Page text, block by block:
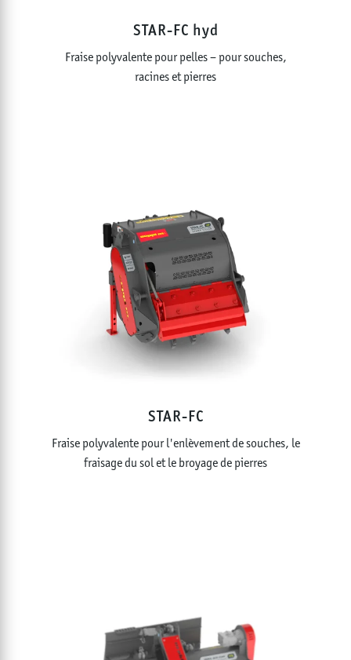
STAR-FC hyd
Fraise polyvalente pour pelles – pour souches,
racines et pierres
STAR-FC
Fraise polyvalente pour l'enlèvement de souches, le
fraisage du sol et le broyage de pierres